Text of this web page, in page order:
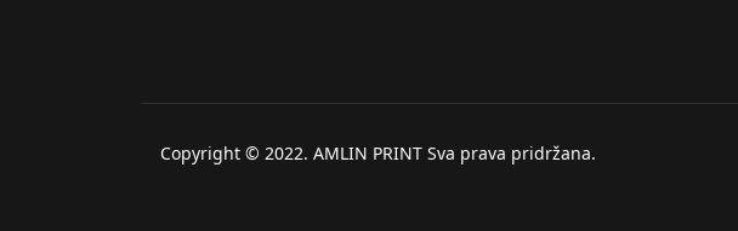
Copyright © 2022. AMLIN PRINT Sva prava pridržana.